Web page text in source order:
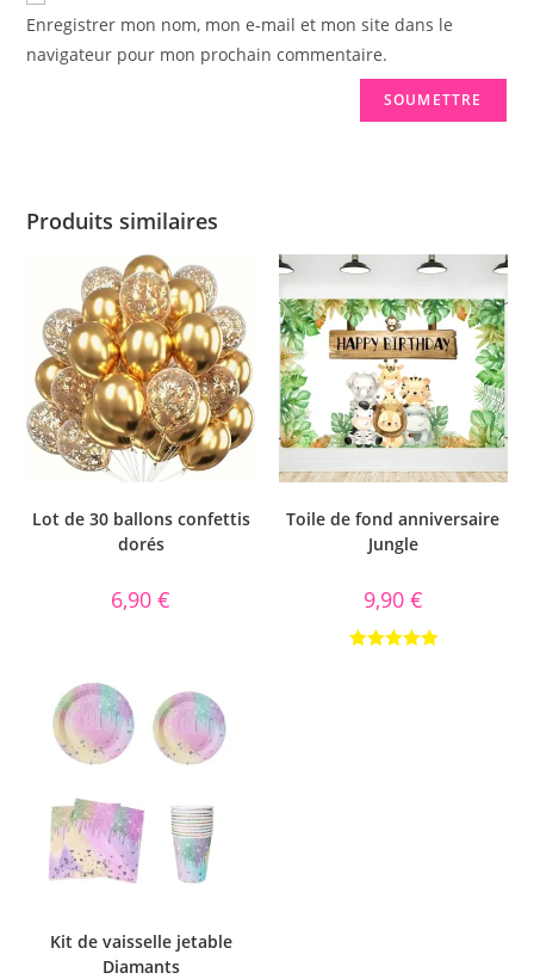
Enregistrer mon nom, mon e-mail et mon site dans le
navigateur pour mon prochain commentaire.
Produits similaires
Lot de 30 ballons confettis
dorés
6,90€
Toile de fond anniversaire
Jungle
9,90 €
Kit de vaisselle jetable
Diamants